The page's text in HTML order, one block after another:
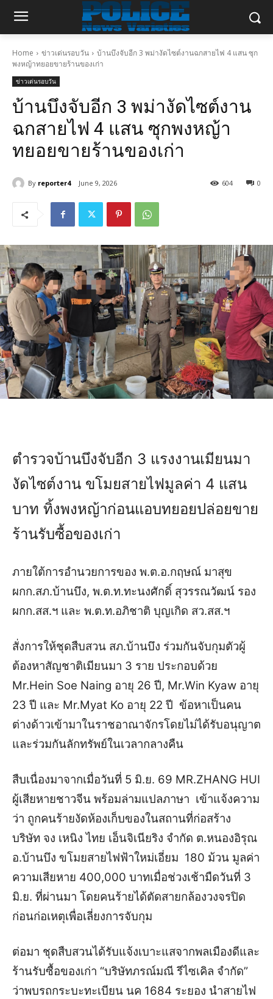
Home ข่าวเด่นรอบวัน
บ้านบึงจับอีก 3 พม่างัดไซต์งานฉกสายไฟ 4 แสน ซุก
พงหญ้าทยอยขายร้านของเก่า
ข่าวเด่นรอบวัน
บ้านบึงจับอีก 3 พม่างัดไซต์งาน
ฉกสายไฟ 4 แสน ซุกพงหญ้า
ทยอยขายร้านของเก่า
By reporter4 June 9, 2026 0
604
ตำรวจบ้านบึงจับอีก 3 แรงงานเมียนมา
งัดไซต์งาน ขโมยสายไฟมูลค่า 4 แสน
บาท ทิ้งพงหญ้าก่อนแอบทยอยปล่อยขาย
ร้านรับซื้อของเก่า
ภายใต้การอำนวยการของ พ.ต.อ.กฤษณ์ มาสุข
ผกก.สภ.บ้านบึง, พ.ต.ท.ทะนงศักดิ์ สุวรรณวัฒน์ รอง
ผกก.สส.ฯ และ พ.ต.ท.อภิชาติ บุญเกิด สว.สส.ฯ
สั่งการให้ชุดสืบสวน สภ.บ้านบึง ร่วมกันจับกุมตัวผู้
ต้องหาสัญชาติเมียนมา 3 ราย ประกอบด้วย
Mr.Hein Soe Naing อายุ 26 ปี, Mr.Win Kyaw อายุ
23 ปี และ Mr.Myat Ko อายุ 22 ปี ข้อหาเป็นคน
ต่างด้าวเข้ามาในราชอาณาจักรโดยไม่ได้รับอนุญาต
และร่วมกันลักทรัพย์ในเวลากลางคืน
สืบเนื่องมาจากเมื่อวันที่ 5 มิ.ย. 69 MR.ZHANG HUI
ผู้เสียหายชาวจีน พร้อมล่ามแปลภาษา เข้าแจ้งความ
ว่า ถูกคนร้ายงัดห้องเก็บของในสถานที่ก่อสร้าง
บริษัท จง เหนิง ไทย เอ็นจิเนียริง จำกัด ต.หนองอิรุณ
อ.บ้านบึง ขโมยสายไฟฟ้าใหม่เอี่ยม 180 ม้วน มูลค่า
ความเสียหาย 400,000 บาทเมื่อช่วงเช้ามืดวันที่ 3
มิ.ย. ที่ผ่านมา โดยคนร้ายได้ตัดสายกล้องวงจรปิด
ก่อนก่อเหตุเพื่อเลี่ยงการจับกุม
ต่อมา ชุดสืบสวนได้รับแจ้งเบาะแสจากพลเมืองดีและ
ร้านรับซื้อของเก่า “บริษัทภรณ์มณี รีไซเคิล จำกัด”
ว่าพบรถกระบะทะเบียน นค 1684 ระยอง นำสายไฟ